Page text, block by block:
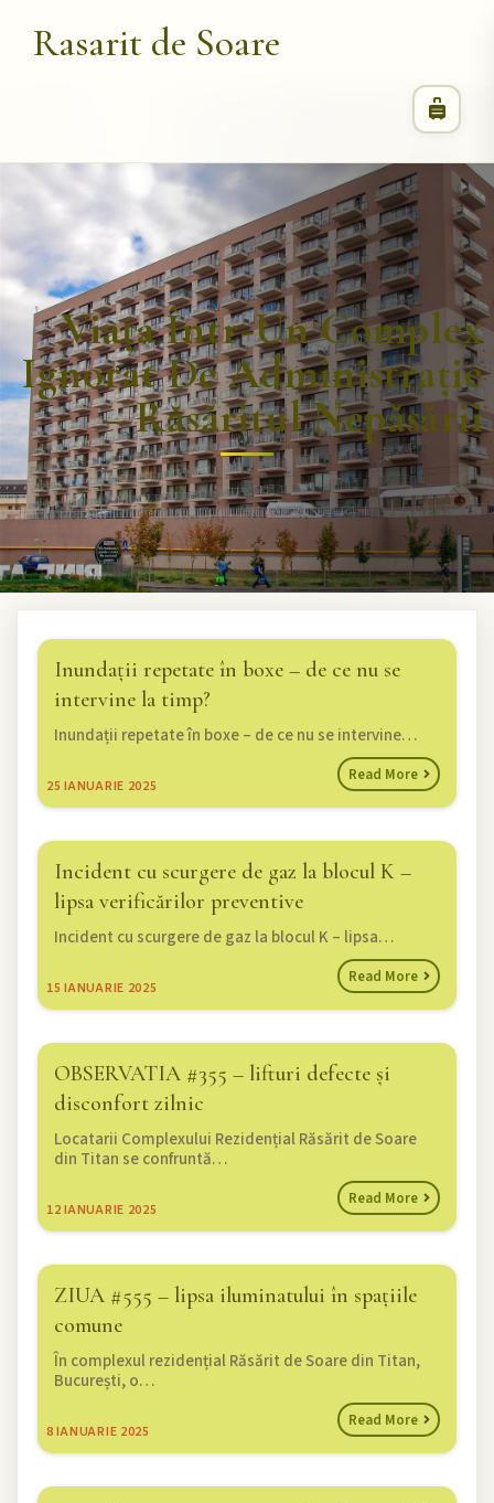
Rasarit de Soare
Viața Într-Un Complex
Ignorat De Administrație
– Răsăritul Nepăsării
Inundații repetate în boxe – de ce nu se
intervine la timp?
25 IANUARIE 2025
Inundații repetate în boxe – de ce nu se intervine…
Read More
Incident cu scurgere de gaz la blocul K –
lipsa verificărilor preventive
15 IANUARIE 2025
Incident cu scurgere de gaz la blocul K – lipsa…
Read More
OBSERVATIA #355 – lifturi defecte și
disconfort zilnic
12IANUARIE 2025
Locatarii Complexului Rezidențial Răsărit de Soare
din Titan se confruntă…
Read More
ZIUA #555 – lipsa iluminatului în spațiile
comune
8 IANUARIE 2025
În complexul rezidențial Răsărit de Soare din Titan,
București, o…
Read More